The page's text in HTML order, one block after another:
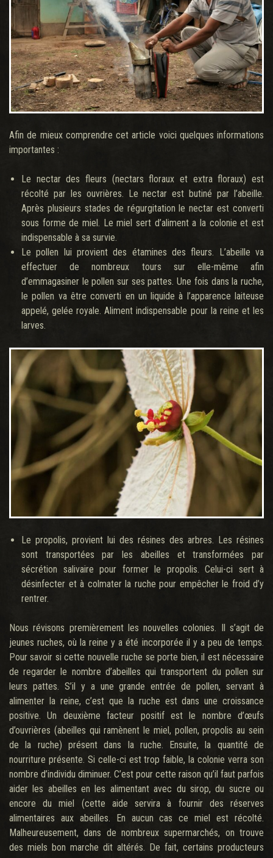
Afin de mieux comprendre cet article voici quelques informations
importantes :
Le nectar des fleurs (nectars floraux et extra floraux) est
récolté par les ouvrières. Le nectar est butiné par l’abeille.
Après plusieurs stades de régurgitation le nectar est converti
sous forme de miel. Le miel sert d’aliment a la colonie et est
indispensable à sa survie.
Le pollen lui provient des étamines des fleurs. L’abeille va
effectuer de nombreux tours sur elle-même afin
d’emmagasiner le pollen sur ses pattes. Une fois dans la ruche,
le pollen va être converti en un liquide à l’apparence laiteuse
appelé, gelée royale. Aliment indispensable pour la reine et les
larves.
Le propolis, provient lui des résines des arbres. Les résines
sont transportées par les abeilles et transformées par
sécrétion salivaire pour former le propolis. Celui-ci sert à
désinfecter et à colmater la ruche pour empêcher le froid d’y
rentrer.
Nous révisons premièrement les nouvelles colonies. Il s’agit de
jeunes ruches, où la reine y a été incorporée il y a peu de temps.
Pour savoir si cette nouvelle ruche se porte bien, il est nécessaire
de regarder le nombre d’abeilles qui transportent du pollen sur
leurs pattes. S’il y a une grande entrée de pollen, servant à
alimenter la reine, c’est que la ruche est dans une croissance
positive. Un deuxième facteur positif est le nombre d’œufs
d’ouvrières (abeilles qui ramènent le miel, pollen, propolis au sein
de la ruche) présent dans la ruche. Ensuite, la quantité de
nourriture présente. Si celle-ci est trop faible, la colonie verra son
nombre d’individu diminuer. C’est pour cette raison qu’il faut parfois
aider les abeilles en les alimentant avec du sirop, du sucre ou
encore du miel (cette aide servira à fournir des réserves
alimentaires aux abeilles. En aucun cas ce miel est récolté.
Malheureusement, dans de nombreux supermarchés, on trouve
des miels bon marche dit altérés. De fait, certains producteurs